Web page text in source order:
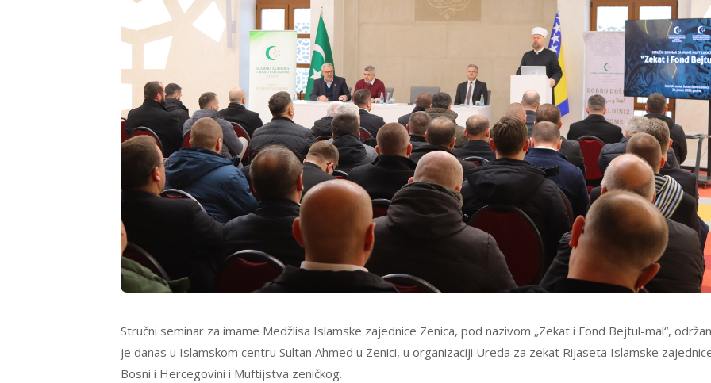
Stručni seminar za imame Medžlisa Islamske zajednice Zenica, pod nazivom „Zekat i Fond Bejtul-mal“, održan
je danas u Islamskom centru Sultan Ahmed u Zenici, u organizaciji Ureda za zekat Rijaseta Islamske
Bosni i Hercegovini i Muftijstva zeničkog.